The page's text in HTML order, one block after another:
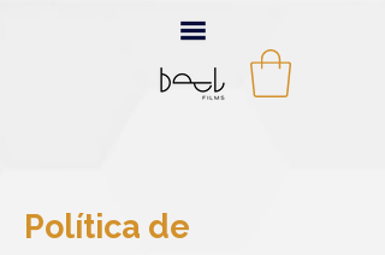
Política de